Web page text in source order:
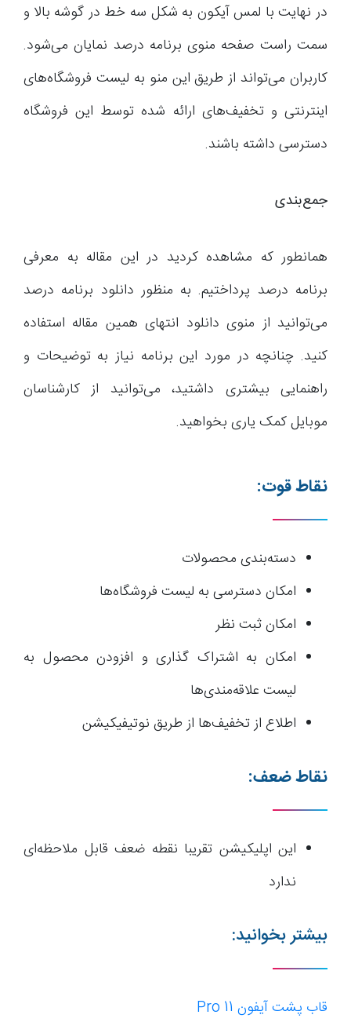
در نهایت با لمس آیکون به شکل سه خط در گوشه بالا و
سمت راست صفحه منوی برنامه درصد نمایان می‌شود.
کاربران می‌تواند از طریق این منو به لیست فروشگاه‌های
اینترنتی و تخفیف‌های ارائه شده توسط این فروشگاه‌
دسترسی داشته باشند.
جمع‌بندی
همانطور که مشاهده کردید در این مقاله به معرفی
برنامه درصد پرداختیم. به منظور دانلود برنامه درصد
می‌توانید از منوی دانلود انتهای همین مقاله استفاده
کنید. چنانچه در مورد این برنامه نیاز به توضیحات و
راهنمایی بیشتری داشتید، می‌توانید از کارشناسان
موبایل کمک یاری بخواهید.
نقاط قوت:
دسته‌بندی محصولات
امکان دسترسی به لیست فروشگاه‌ها
امکان ثبت نظر
امکان به اشتراک گذاری و افزودن محصول به
لیست علاقه‌مندی‌ها
اطلاع از تخفیف‌ها از طریق نوتیفیکیشن
نقاط ضعف:
این اپلیکیشن تقریبا نقطه ضعف قابل ملاحظه‌ای
ندارد
بیشتر بخوانید:
قاب پشت آیفون 11 Pro